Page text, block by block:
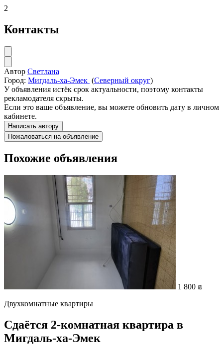
2
Контакты
Автор Светлана
Город: Мигдаль-ха-Эмек (Северный округ)
У объявления истёк срок актуальности, поэтому контакты
рекламодателя скрыты.
Если это ваше объявление, вы можете обновить дату в личном
кабинете.
Написать автору
Пожаловаться на объявление
Похожие объявления
1 800 ₪
Двухкомнатные квартиры
Сдаётся 2-комнатная квартира в
Мигдаль-ха-Эмек